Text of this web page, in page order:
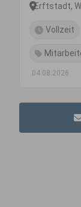
Erftstadt,
Vollzeit
04.08.2026